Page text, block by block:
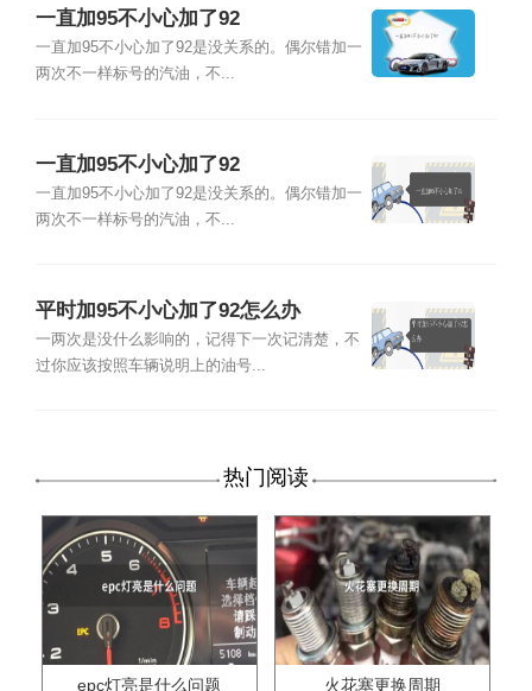
一直加95不小心加了92
一直加95不小心加了92是没关系的。偶尔错加一
两次不一样标号的汽油，不...
一直加95不小心加了92
一直加95不小心加了92是没关系的。偶尔错加一
两次不一样标号的汽油，不...
平时加95不小心加了92怎么办
一两次是没什么影响的，记得下一次记清楚，不
过你应该按照车辆说明上的油号...
热门阅读
epc灯亮是什么问题 火花塞更换周期